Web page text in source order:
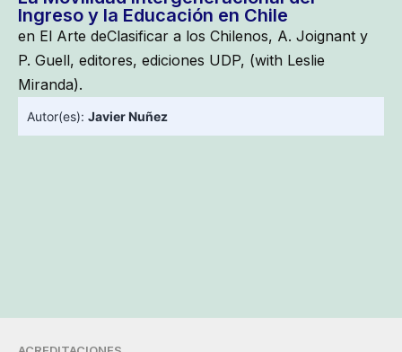
Ingreso y la Educación en Chile
en El Arte deClasificar a los Chilenos, A. Joignant y
P. Guell, editores, ediciones UDP, (with Leslie
Miranda).
Autor(es): Javier Nuñez